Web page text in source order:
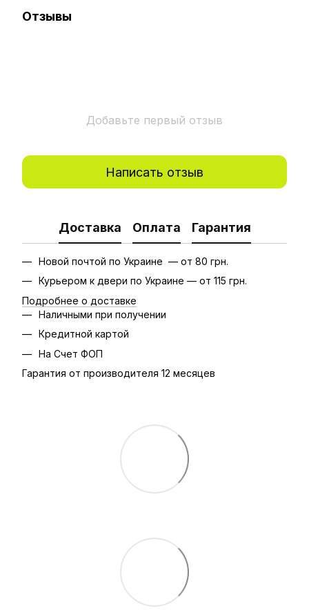
Отзывы
Добавьте первый отзыв
Написать отзыв
Доставка Оплата Гарантия
Новой почтой по Украине — от 80 грн.
Курьером к двери по Украине — от 115 грн.
Подробнее о доставке
Наличными при получении
Кредитной картой
На Счет ФОП
Гарантия от производителя 12 месяцев